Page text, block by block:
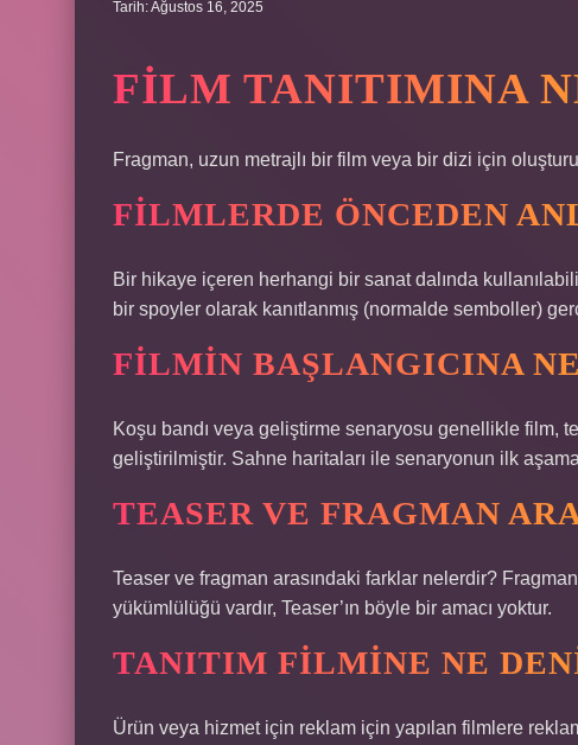
Tarih: Ağustos 16, 2025
FILM TANITIMINA
Fragman, uzun metrajlı bir film veya bir dizi için
FILMLERDE ÖNCEDEN
Bir hikaye içeren herhangi bir sanat dalında
bir spoyler olarak kanıtlanmış (normalde semboller)
FILMIN BAŞLANGICINA
Koşu bandı veya geliştirme senaryosu genellikle film,
geliştirilmiştir. Sahne haritaları ile senaryonun ilk
TEASER VE FRAGMAN
Teaser ve fragman arasındaki farklar nelerdir?
yükümlülüğü vardır, Teaser’ın böyle bir amacı yoktur.
TANITIM FILMINE NE
Ürün veya hizmet için reklam için yapılan filmlere